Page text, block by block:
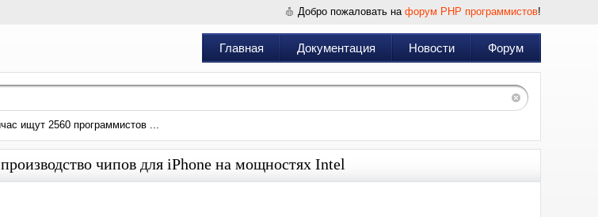
Добро пожаловать на форум PHP программистов!
Главная Документация Новости Форум
ищут 2560 программистов ...
чипов для iPhone на мощностях Intel